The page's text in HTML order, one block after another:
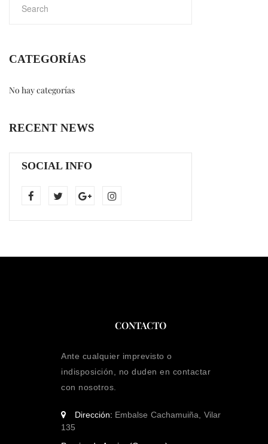
CATEGORÍAS
No hay categorías
RECENT NEWS
SOCIAL INFO
CONTACTO
Ante cualquier imprevisto o
indisposición, no duden en contactar
con nosotros.
Dirección: Embalse Cachamuiña, Vilar
135